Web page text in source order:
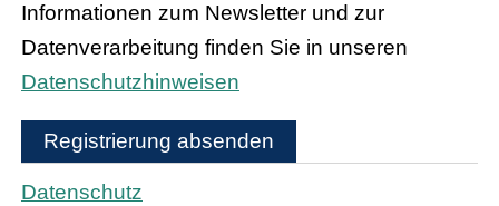
Informationen zum Newsletter und zur
Datenverarbeitung finden Sie in unseren
Datenschutzhinweisen
Registrierung absenden
Datenschutz